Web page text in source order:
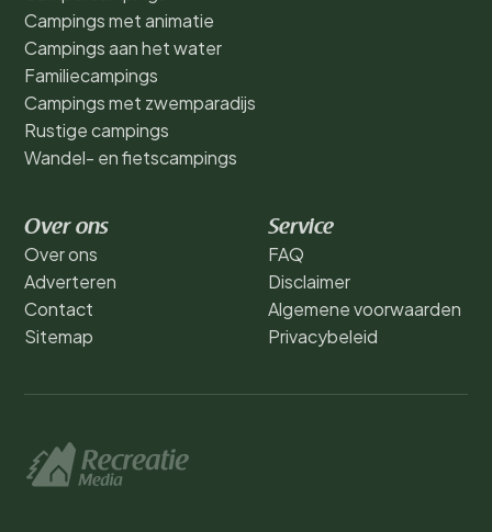
Campings met animatie
Campings aan het water
Familiecampings
Campings met zwemparadijs
Rustige campings
Wandel- en fietscampings
Over ons
Over ons
Adverteren
Contact
Sitemap
Service
FAQ
Disclaimer
Algemene voorwaarden
Privacybeleid